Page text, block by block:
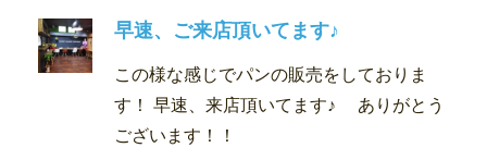
早速、ご来店頂いてます♪
この様な感じでパンの販売をしておりま
す！ 早速、来店頂いてます♪ ありがとう
ございます！！